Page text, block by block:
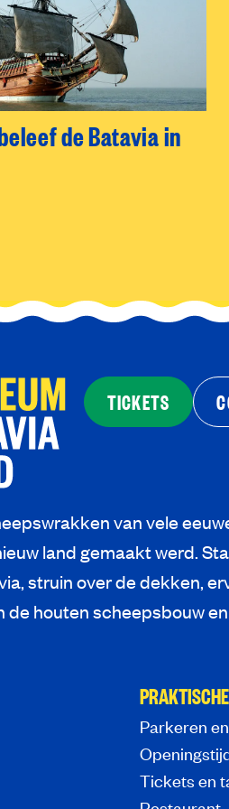
de Batavia in
TICKETS
van vele
land gemaakt werd.
struin over de dekken,
de houten scheepsbouw
Parkeren
Tickets en